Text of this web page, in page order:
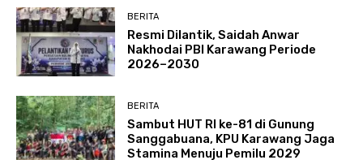
BERITA
Resmi Dilantik, Saidah Anwar
Nakhodai PBI Karawang Periode
2026–2030
BERITA
Sambut HUT RI ke-81 di Gunung
Sanggabuana, KPU Karawang Jaga
Stamina Menuju Pemilu 2029